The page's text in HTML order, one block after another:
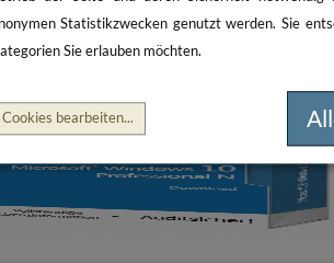
Statistikzwecken genutzt werden. Sie
Sie erlauben möchten.
Cookies bearbeiten...